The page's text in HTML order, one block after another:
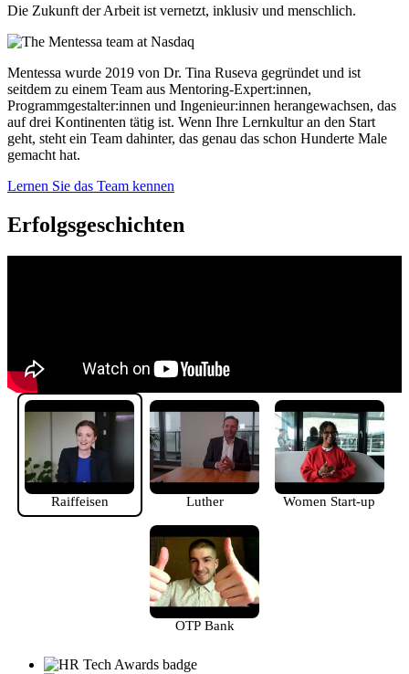
Die Zukunft der Arbeit ist vernetzt, inklusiv und menschlich.
Mentessa wurde 2019 von Dr. Tina Ruseva gegründet und ist
seitdem zu einem Team aus Mentoring-Expert:innen,
Programmgestalter:innen und Ingenieur:innen herangewachsen, das
auf drei Kontinenten tätig ist. Wenn Ihre Lernkultur an den Start
geht, steht ein Team dahinter, das genau das schon Hunderte Male
gemacht hat.
Lernen Sie das Team kennen
Erfolgsgeschichten
Raiffeisen Luther Women Start-up
OTP Bank